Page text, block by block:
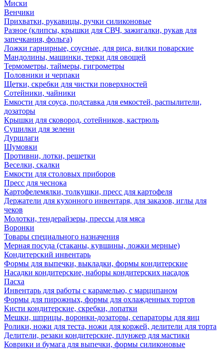
Миски
Венчики
Прихватки, рукавицы, ручки силиконовые
Разное (клипсы, крышки для СВЧ, зажигалки, рукав для
запечкания, фольга)
Ложки гарнирные, соусные, для риса, вилки поварские
Мандолины, машинки, терки для овощей
Термометры, таймеры, гигрометры
Половники и черпаки
Щетки, скребки для чистки поверхностей
Сотейники, чайники
Емкости для соуса, подставка для емкостей, распылители,
дозаторы
Крышки для сковород, сотейников, кастрюль
Сушилки для зелени
Дуршлаги
Шумовки
Противни, лотки, решетки
Веселки, скалки
Емкости для столовых приборов
Пресс для чеснока
Картофелемялки, толкушки, пресс для картофеля
Держатели для кухонного инвентаря, для заказов, иглы для
чеков
Молотки, тендерайзеры, прессы для мяса
Воронки
Товары специального назначения
Мерная посуда (стаканы, кувшины, ложки мерные)
Кондитерский инвентарь
Формы для выпечки, выкладки, формы кондитерские
Насадки кондитерские, наборы кондитерских насадок
Пасха
Инвентарь для работы с карамелью, с марципаном
Формы для пирожных, формы для охлажденных тортов
Кисти кондитерские, скребки, лопатки
Мешки, шприцы, воронки-дозаторы, сепараторы для яиц
Ролики, ножи для теста, ножи для коржей, делители для торта
Делители, резаки кондитерские, плунжер для мастики
Коврики и бумага для выпечки, формы силиконовые